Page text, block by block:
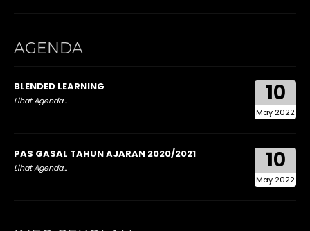
AGENDA
10
May 2022
BLENDED LEARNING
Lihat Agenda...
10
May 2022
PAS GASAL TAHUN AJARAN 2020/2021
Lihat Agenda...